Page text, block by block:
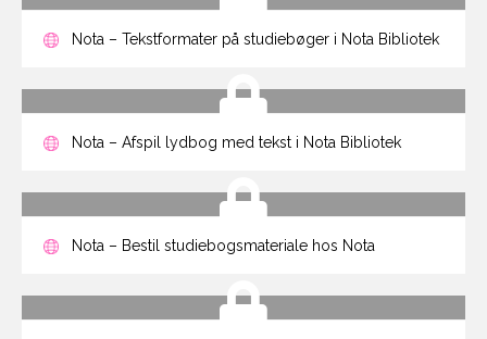
Nota – Tekstformater på studiebøger i Nota Bibliotek
Nota – Afspil lydbog med tekst i Nota Bibliotek
Nota – Bestil studiebogsmateriale hos Nota